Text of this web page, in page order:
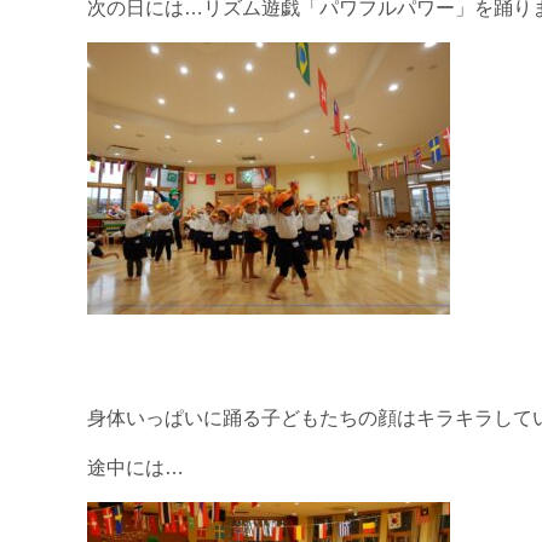
次の日には…リズム遊戯「パワフルパワー」を踊り
身体いっぱいに踊る子どもたちの顔はキラキラし
途中には…